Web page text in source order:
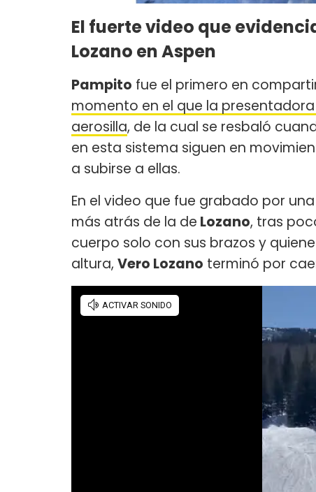
El fuerte video que
Lozano en Aspen
Pampito fue el primero en
momento en el que la
aerosilla, de la cual se resbaló
en esta sistema siguen en
a subirse a ellas.
En el video que fue grabado por
más atrás de la de Lozano, tras
cuerpo solo con sus brazos y
altura, Vero Lozano terminó por